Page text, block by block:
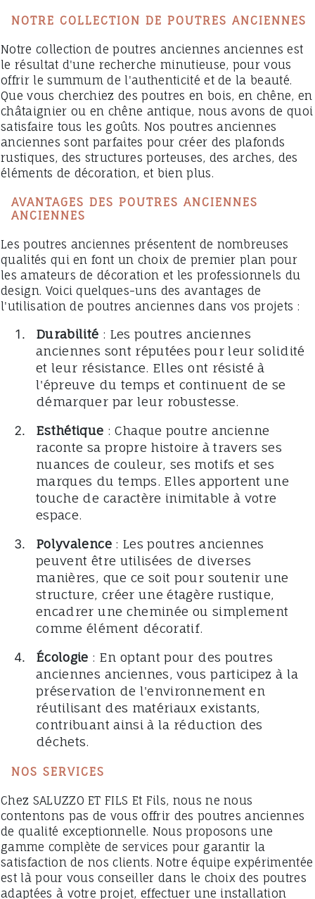
NOTRE COLLECTION DE POUTRES ANCIENNES
Notre collection de poutres anciennes anciennes est
le résultat d'une recherche minutieuse, pour vous
offrir le summum de l'authenticité et de la beauté.
Que vous cherchiez des poutres en bois, en chêne, en
châtaignier ou en chêne antique, nous avons de quoi
satisfaire tous les goûts. Nos poutres anciennes
anciennes sont parfaites pour créer des plafonds
rustiques, des structures porteuses, des arches, des
éléments de décoration, et bien plus.
AVANTAGES DES POUTRES ANCIENNES
ANCIENNES
Les poutres anciennes présentent de nombreuses
qualités qui en font un choix de premier plan pour
les amateurs de décoration et les professionnels du
design. Voici quelques-uns des avantages de
l'utilisation de poutres anciennes dans vos projets :
Durabilité : Les poutres anciennes
anciennes sont réputées pour leur solidité
et leur résistance. Elles ont résisté à
l'épreuve du temps et continuent de se
démarquer par leur robustesse.
Esthétique : Chaque poutre ancienne
raconte sa propre histoire à travers ses
nuances de couleur, ses motifs et ses
marques du temps. Elles apportent une
touche de caractère inimitable à votre
espace.
Polyvalence: Les poutres anciennes
peuvent être utilisées de diverses
manières, que ce soit pour soutenir une
structure, créer une étagère rustique,
encadrer une cheminée ou simplement
comme élément décoratif.
Écologie : En optant pour des poutres
anciennes anciennes, vous participez à la
préservation de l'environnement en
réutilisant des matériaux existants,
contribuant ainsi à la réduction des
déchets.
NOS SERVICES
Chez SALUZZO ET FILS Et Fils, nous ne nous
contentons pas de vous offrir des poutres anciennes
de qualité exceptionnelle. Nous proposons une
gamme complète de services pour garantir la
satisfaction de nos clients. Notre équipe expérimentée
est là pour vous conseiller dans le choix des poutres
adaptées à votre projet, effectuer une installation